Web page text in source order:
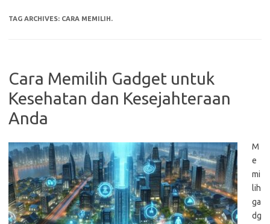
TAG ARCHIVES: CARA MEMILIH.
Cara Memilih Gadget untuk
Kesehatan dan Kesejahteraan
Anda
M
e
mi
lih
ga
dg